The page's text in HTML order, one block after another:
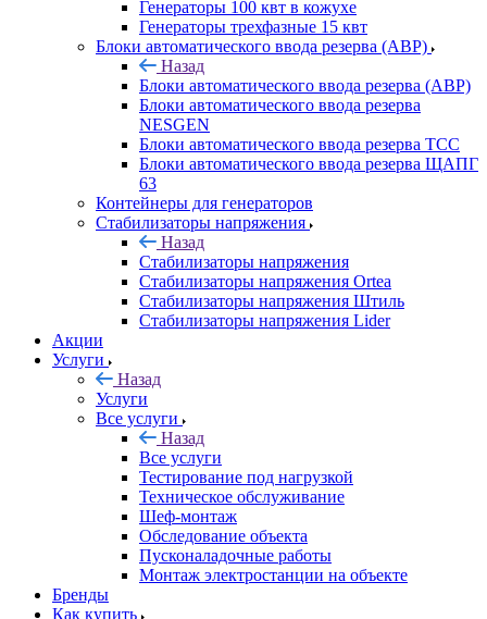
Генераторы 100 квт в кожухе
Генераторы трехфазные 15 квт
Блоки автоматического ввода резерва (АВР)
Назад
Блоки автоматического ввода резерва (АВР)
Блоки автоматического ввода резерва
NESGEN
Блоки автоматического ввода резерва ТСС
Блоки автоматического ввода резерва ЩАПГ
63
Контейнеры для генераторов
Стабилизаторы напряжения
Назад
Стабилизаторы напряжения
Стабилизаторы напряжения Ortea
Стабилизаторы напряжения Штиль
Стабилизаторы напряжения Lider
Акции
Услуги
Назад
Услуги
Все услуги
Назад
Все услуги
Тестирование под нагрузкой
Техническое обслуживание
Шеф-монтаж
Обследование объекта
Пусконаладочные работы
Монтаж электростанции на объекте
Бренды
Как купить